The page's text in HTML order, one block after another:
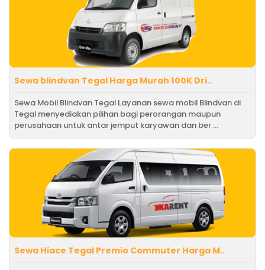
Sewa blindvan Tegal Harga Murah 100K Dri..
Sewa Mobil Blindvan Tegal Layanan sewa mobil Blindvan di
Tegal menyediakan pilihan bagi perorangan maupun
perusahaan untuk antar jemput karyawan dan ber ...
Sewa Hiace Tegal Premio Commuter Harga M..